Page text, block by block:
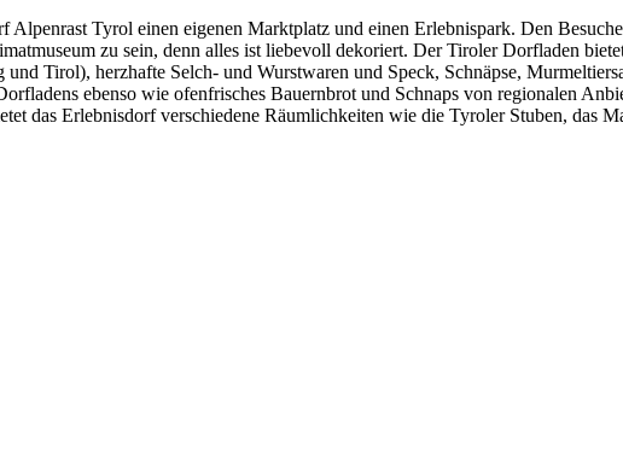
Tyrol einen eigenen Marktplatz und einen Erlebnispark. Den
zu sein, denn alles ist liebevoll dekoriert. Der Tiroler Dorfladen
Tirol), herzhafte Selch- und Wurstwaren und Speck, Schnäpse,
ebenso wie ofenfrisches Bauernbrot und Schnaps von regionalen
das Erlebnisdorf verschiedene Räumlichkeiten wie die Tyroler Stuben, das